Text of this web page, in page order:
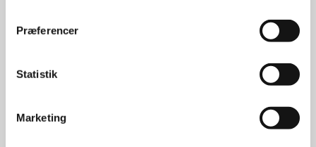
Præferencer
Statistik
Marketing
leveringssikkerhed samarbejder vi